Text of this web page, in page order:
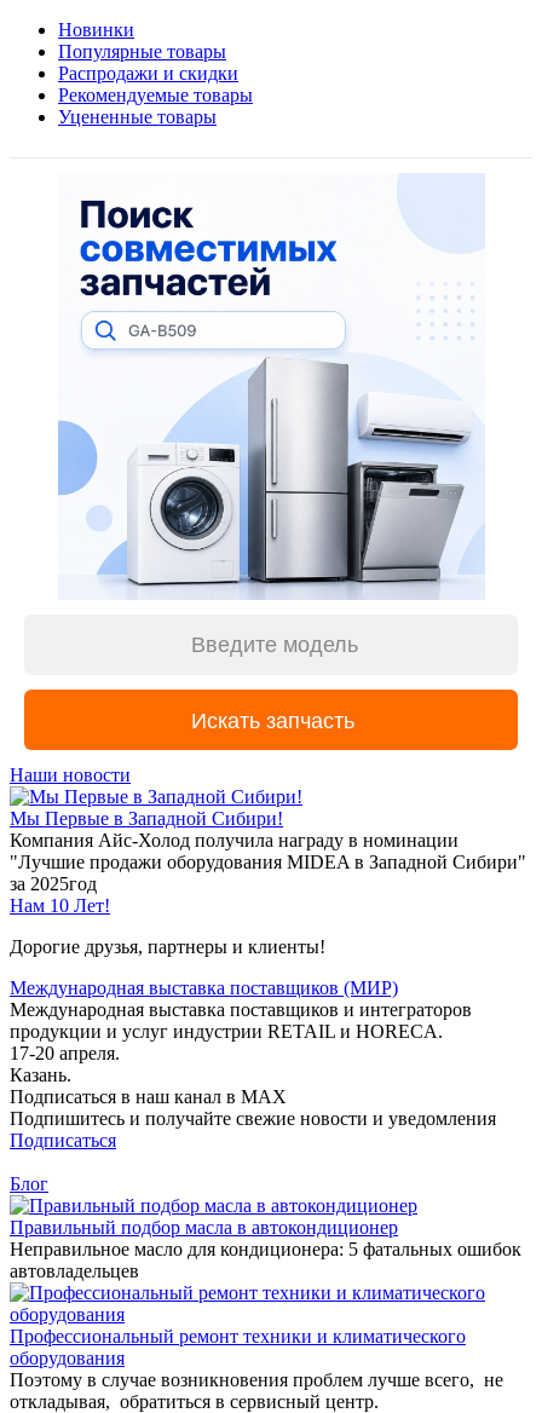
Новинки
Популярные товары
Распродажи и скидки
Рекомендуемые товары
Уцененные товары
Наши новости
Мы Первые в Западной Сибири!
Компания Айс-Холод получила награду в номинации
"Лучшие продажи оборудования MIDEA в Западной Сибири"
за 2025год
Нам 10 Лет!
Дорогие друзья, партнеры и клиенты!
Международная выставка поставщиков (МИР)
Международная выставка поставщиков и интеграторов
продукции и услуг индустрии RETAIL и HORECA.
17-20 апреля.
Казань.
Подписаться в наш канал в MAX
Подпишитесь и получайте свежие новости и уведомления
Подписаться
Блог
Правильный подбор масла в автокондиционер
Неправильное масло для кондиционера: 5 фатальных ошибок
автовладельцев
Профессиональный ремонт техники и климатического
оборудования
Поэтому в случае возникновения проблем лучше всего, не
откладывая, обратиться в сервисный центр.